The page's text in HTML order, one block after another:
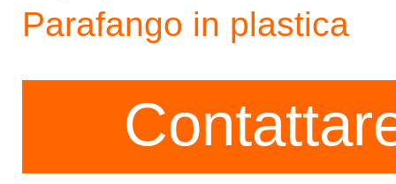
Parafango in plastica